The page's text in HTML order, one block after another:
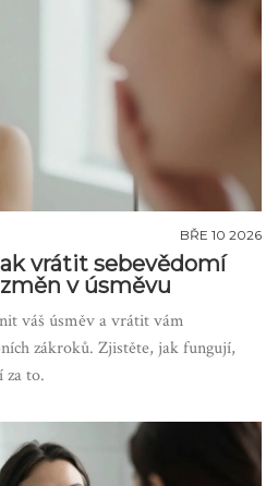
BŘE 10 2026
vrátit sebevědomí
v úsměvu
váš úsměv a vrátit vám
zákroků. Zjistěte, jak fungují,
za to.